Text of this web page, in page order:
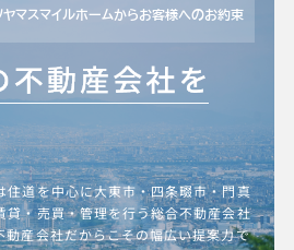
ヤマスマイルホームからお客様へのお約束
住道を中心に大東市・四条畷市・門真
貸・売買・管理を行う総合不動産会社
動産会社だからこその幅広い提案力で